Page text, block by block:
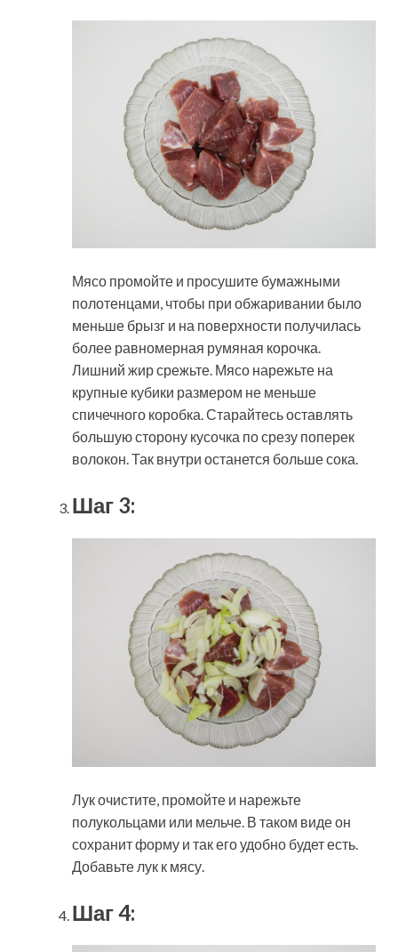
Мясо промойте и просушите бумажными
полотенцами, чтобы при обжаривании было
меньше брызг и на поверхности получилась
более равномерная румяная корочка.
Лишний жир срежьте. Мясо нарежьте на
крупные кубики размером не меньше
спичечного коробка. Старайтесь оставлять
большую сторону кусочка по срезу поперек
волокон. Так внутри останется больше сока.
Шаг 3:
Лук очистите, промойте и нарежьте
полукольцами или мельче. В таком виде он
сохранит форму и так его удобно будет есть.
Добавьте лук к мясу.
Шаг 4: